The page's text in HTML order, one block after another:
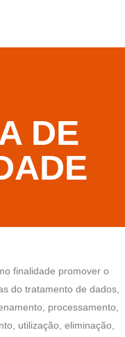
DE
finalidade promover o
do tratamento de dados,
processamento,
utilização, eliminação,